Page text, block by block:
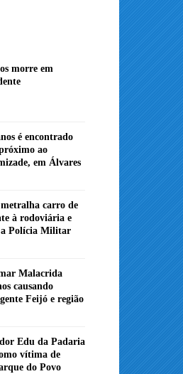
morre em
é encontrado
ao
em Álvares
carro de
à rodoviária e
Polícia Militar
Malacrida
causando
Feijó e região
Edu da Padaria
vítima de
do Povo